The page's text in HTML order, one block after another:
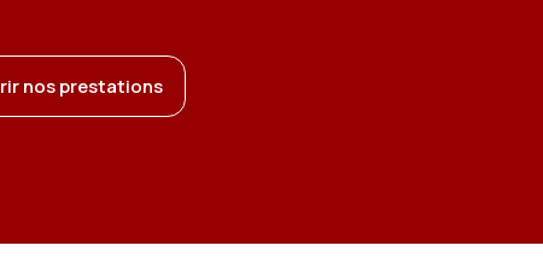
nos prestations